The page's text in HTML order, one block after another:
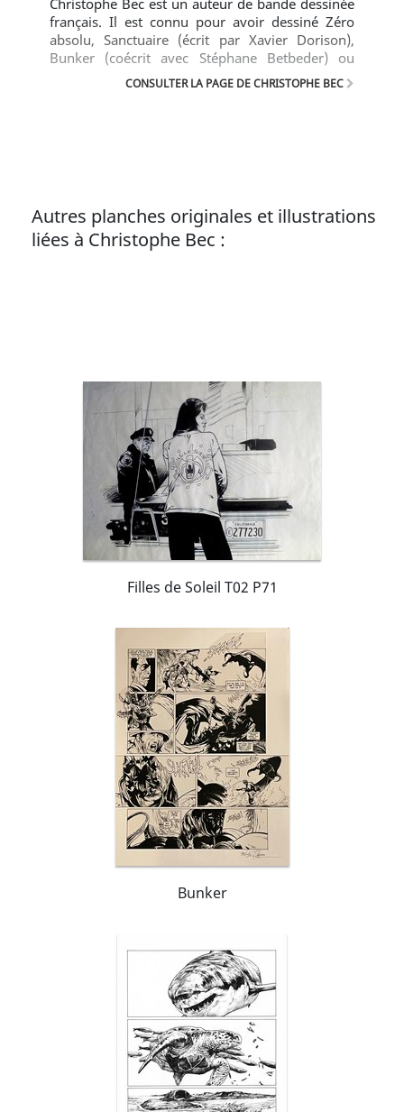
Christophe Bec est un auteur de bande dessinée
français. Il est connu pour avoir dessiné Zéro
absolu, Sanctuaire (écrit par Xavier Dorison),
Bunker (coécrit avec Stéphane Betbeder) ou
Prométhée. Scénariste prolifique, Christophe Bec
est également l’auteur des séries Pandemonium,
CONSULTER LA PAGE DE CHRISTOPHE BEC
Autres planches originales et illustrations
liées à Christophe Bec :
Filles de Soleil T02 P71
Bunker